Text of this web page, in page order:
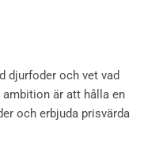
djurfoder och vet vad
är att hålla en
och erbjuda prisvärda